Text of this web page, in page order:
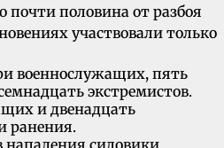
почти половина от разбоя
участвовали только
военнослужащих, пять
экстремистов.
и двенадцать
ранения.
нападения силовики